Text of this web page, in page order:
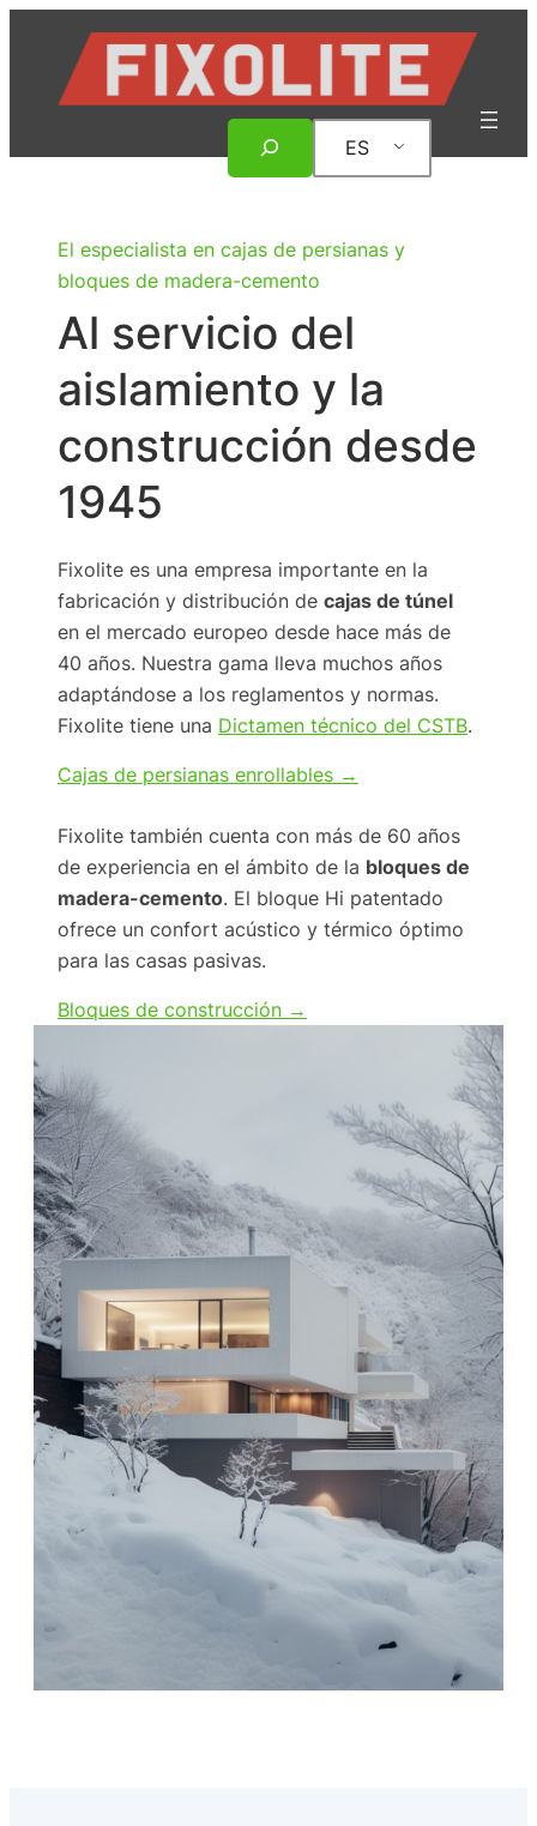
contenido
en
ES
El especialista en cajas de persianas y
bloques de madera-cemento
Al servicio del
aislamiento y la
construcción desde
1945
Fixolite es una empresa importante en la
fabricación y distribución de cajas de túnel
en el mercado europeo desde hace más de
40 años. Nuestra gama lleva muchos años
adaptándose a los reglamentos y normas.
Fixolite tiene una Dictamen técnico del CSTB.
Cajas de persianas enrollables →
Fixolite también cuenta con más de 60 años
de experiencia en el ámbito de la bloques de
madera-cemento. El bloque Hi patentado
ofrece un confort acústico y térmico óptimo
para las casas pasivas.
Bloques de construcción →